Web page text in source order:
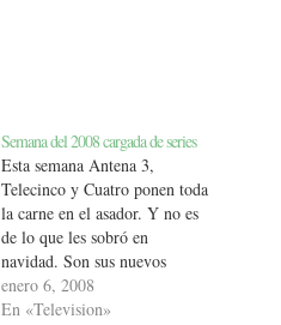
Semana del 2008 cargada de series
Esta semana Antena 3,
Telecinco y Cuatro ponen toda
la carne en el asador. Y no es
de lo que les sobró en
navidad. Son sus nuevos
buenos propositos para
conquistar a la audiencia en
enero 6, 2008
En «Television»